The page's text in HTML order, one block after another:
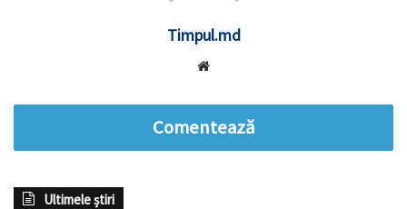
Timpul.md
Comentează
Ultimele știri